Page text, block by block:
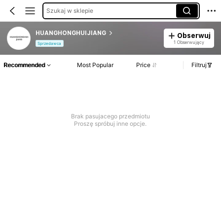
Szukaj w sklepie
HUANGHONGHUIJIANG
Sprzedawca
Obserwuj
1 Obserwujący
Recommended Most Popular Price Filtruj
Brak pasujacego przedmiotu
Proszę spróbuj inne opcje.